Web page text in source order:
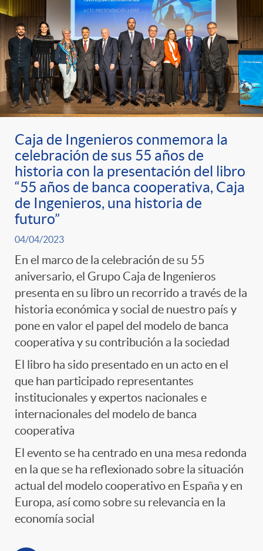
Caja de Ingenieros conmemora la
celebración de sus 55 años de
historia con la presentación del libro
“55 años de banca cooperativa, Caja
de Ingenieros, una historia de
futuro”
04/04/2023
En el marco de la celebración de su 55
aniversario, el Grupo Caja de Ingenieros
presenta en su libro un recorrido a través de la
historia económica y social de nuestro país y
pone en valor el papel del modelo de banca
cooperativa y su contribución a la sociedad
El libro ha sido presentado en un acto en el
que han participado representantes
institucionales y expertos nacionales e
internacionales del modelo de banca
cooperativa
El evento se ha centrado en una mesa redonda
en la que se ha reflexionado sobre la situación
actual del modelo cooperativo en España y en
Europa, así como sobre su relevancia en la
economía social